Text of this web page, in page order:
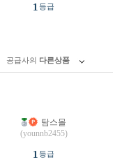
1 등급
공급사의 다른상품
탐스몰
(younnb2455)
1 등급